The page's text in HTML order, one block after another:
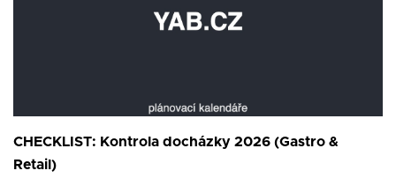
CHECKLIST: Kontrola docházky 2026 (Gastro &
Retail)